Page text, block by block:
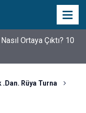
Ortaya Çıktı? 10
.Dan. Rüya Turna